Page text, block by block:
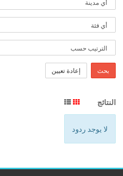
بحث إعادة تعيين
النتائج
لا يوجد ردود